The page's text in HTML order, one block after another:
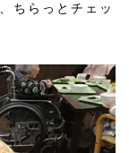
ちらっとチェッ